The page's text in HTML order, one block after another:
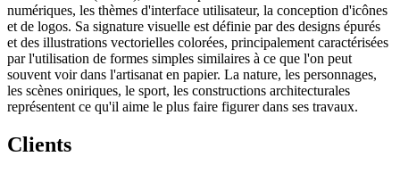
numériques, les thèmes d'interface utilisateur, la conception d'icônes
et de logos. Sa signature visuelle est définie par des designs épurés
et des illustrations vectorielles colorées, principalement caractérisées
par l'utilisation de formes simples similaires à ce que l'on peut
souvent voir dans l'artisanat en papier. La nature, les personnages,
les scènes oniriques, le sport, les constructions architecturales
représentent ce qu'il aime le plus faire figurer dans ses travaux.
Clients